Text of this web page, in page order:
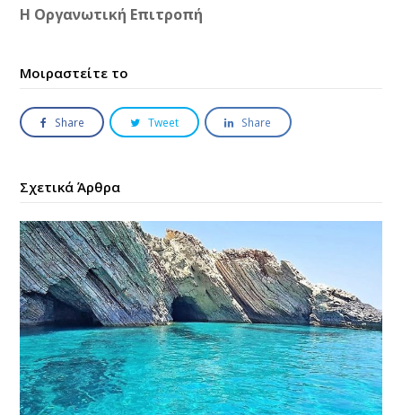
H Οργανωτική Επιτροπή
Μοιραστείτε το
Share Tweet Share
Σχετικά Άρθρα